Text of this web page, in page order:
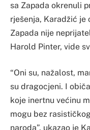
sa Zapada okrenuli
rješenja, Karadžić
Zapada nije
Harold Pinter, vide
“Oni su, nažalost,
su dragocjeni. I
koje inertnu većinu
mogu bez
naroda”, ukazao je